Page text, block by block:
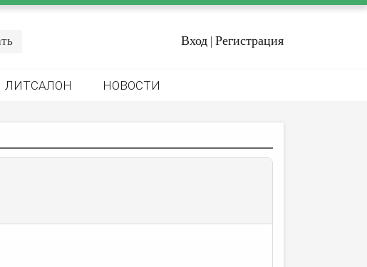
Вход | Регистрация
ЛИТСАЛОН НОВОСТИ